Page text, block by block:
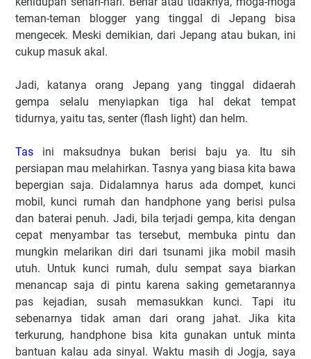
teman-teman blogger yang tinggal di Jepang bisa
mengecek. Meski demikian, dari Jepang atau bukan, ini
cukup masuk akal.
Jadi, katanya orang Jepang yang tinggal didaerah
gempa selalu menyiapkan tiga hal dekat tempat
tidurnya, yaitu tas, senter (flash light) dan helm.
Tas ini maksudnya bukan berisi baju ya. Itu sih
persiapan mau melahirkan. Tasnya yang biasa kita bawa
bepergian saja. Didalamnya harus ada dompet, kunci
mobil, kunci rumah dan handphone yang berisi pulsa
dan baterai penuh. Jadi, bila terjadi gempa, kita dengan
cepat menyambar tas tersebut, membuka pintu dan
mungkin melarikan diri dari tsunami jika mobil masih
utuh. Untuk kunci rumah, dulu sempat saya biarkan
menancap saja di pintu karena saking gemetarannya
pas kejadian, susah memasukkan kunci. Tapi itu
sebenarnya tidak aman dari orang jahat. Jika kita
terkurung, handphone bisa kita gunakan untuk minta
bantuan kalau ada sinyal. Waktu masih di Jogja, saya